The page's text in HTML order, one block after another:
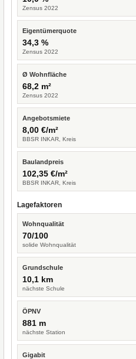
Zensus 2022
Eigentümerquote
34,3 %
Zensus 2022
Ø Wohnfläche
68,2 m²
Zensus 2022
Angebotsmiete
8,00 €/m²
BBSR INKAR, Kreis
Baulandpreis
102,35 €/m²
BBSR INKAR, Kreis
Lagefaktoren
Wohnqualität
70/100
solide Wohnqualität
Grundschule
10,1 km
nächste Schule
ÖPNV
881 m
nächste Station
Gigabit